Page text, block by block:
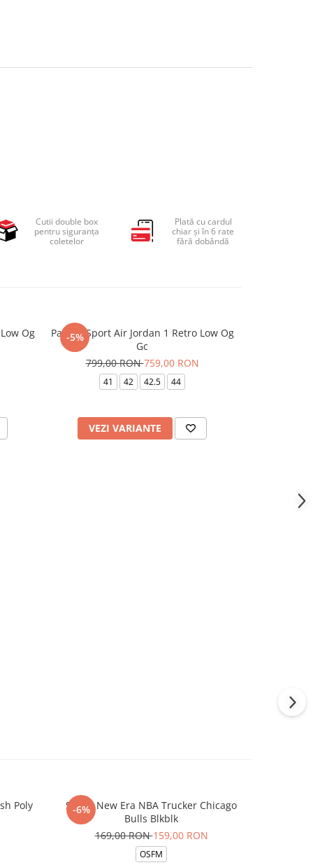
Cutii double box
pentru siguranța
coletelor
Plată cu cardul
chiar și în 6 rate
fără dobândă
Og
-5%
Pantofi Sport Air Jordan 1 Retro Low Og
Gc
799,00 RON759,00 RON
41 42 42.5 44
VEZI VARIANTE
Poly
-6%
Sapca New Era NBA Trucker Chicago
Bulls Blkblk
169,00 RON159,00 RON
OSFM